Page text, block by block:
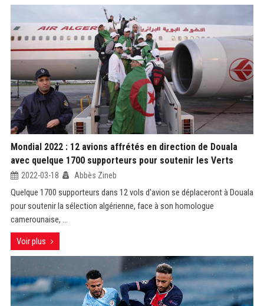
Mondial 2022 : 12 avions affrétés en direction de Douala
avec quelque 1700 supporteurs pour soutenir les Verts
2022-03-18 Abbès Zineb
Quelque 1700 supporteurs dans 12 vols d'avion se déplaceront à Douala
pour soutenir la sélection algérienne, face à son homologue
camerounaise, ...
Voir plus